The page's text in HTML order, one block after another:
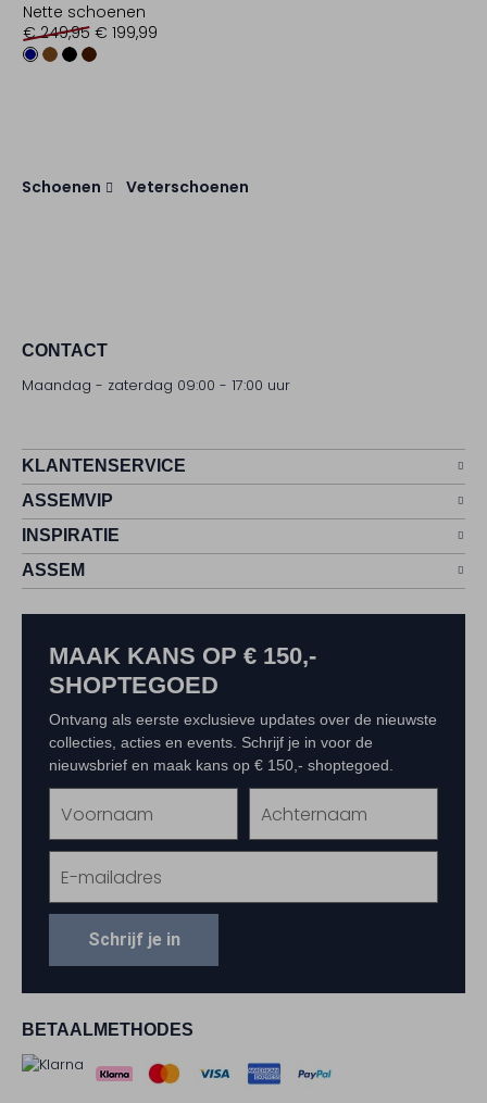
Nette schoenen
€ 249,95 € 199,99
Schoenen Veterschoenen
CONTACT
Maandag - zaterdag 09:00 - 17:00 uur
KLANTENSERVICE
ASSEMVIP
INSPIRATIE
ASSEM
BETAALMETHODES
MAAK KANS OP € 150,-
SHOPTEGOED
Ontvang als eerste exclusieve updates over de nieuwste
collecties, acties en events. Schrijf je in voor de
nieuwsbrief en maak kans op € 150,- shoptegoed.
Schrijf je in